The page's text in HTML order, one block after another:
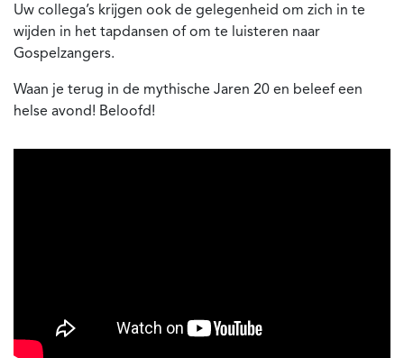
Uw collega’s krijgen ook de gelegenheid om zich in te
wijden in het tapdansen of om te luisteren naar
Gospelzangers.
Waan je terug in de mythische Jaren 20 en beleef een
helse avond! Beloofd!